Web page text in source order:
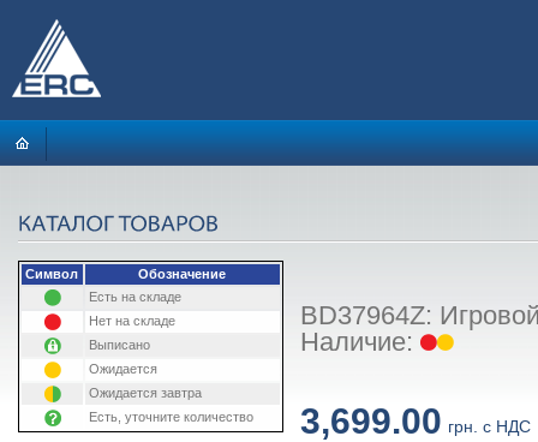
Символ
Обозначение
Есть на складе
Нет на складе
Выписано
Ожидается
Ожидается завтра
Есть, уточните количество
BD37964Z:
Наличие:
3,699.00 грн. с НДС